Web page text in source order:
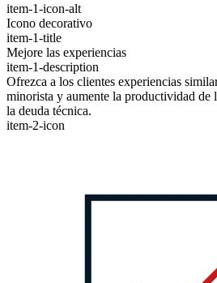
item-1-icon-alt
Icono decorativo
item-1-title
Mejore las experiencias
item-1-description
Ofrezca a los clientes experiencias
minorista y aumente la productividad de
la deuda técnica.
item-2-icon